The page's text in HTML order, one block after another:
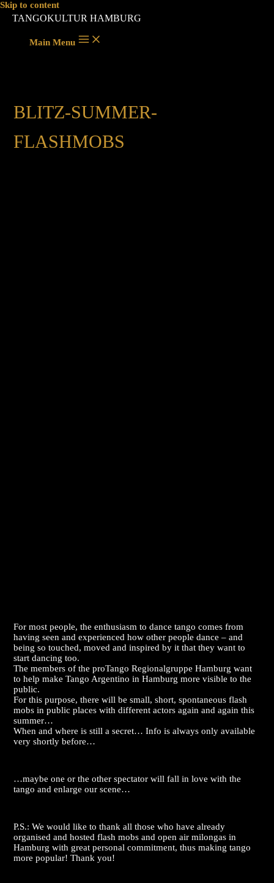
Skip to content
TANGOKULTUR HAMBURG
Main Menu
BLITZ-SUMMER-
FLASHMOBS
For most people, the enthusiasm to dance tango comes from
having seen and experienced how other people dance – and
being so touched, moved and inspired by it that they want to
start dancing too.
The members of the proTango Regionalgruppe Hamburg want
to help make Tango Argentino in Hamburg more visible to the
public.
For this purpose, there will be small, short, spontaneous flash
mobs in public places with different actors again and again this
summer…
When and where is still a secret… Info is always only available
very shortly before…
…maybe one or the other spectator will fall in love with the
tango and enlarge our scene…
P.S.: We would like to thank all those who have already
organised and hosted flash mobs and open air milongas in
Hamburg with great personal commitment, thus making tango
more popular! Thank you!